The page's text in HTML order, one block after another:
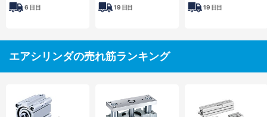
6 日目 19 日目 19 日目
エアシリンダの売れ筋ランキング